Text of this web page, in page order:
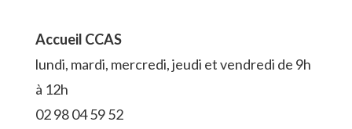
Accueil CCAS
lundi, mardi, mercredi, jeudi et vendredi de 9h
à 12h
02 98 04 59 52